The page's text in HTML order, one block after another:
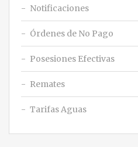
Notificaciones
Órdenes de No Pago
Posesiones Efectivas
Remates
Tarifas Aguas